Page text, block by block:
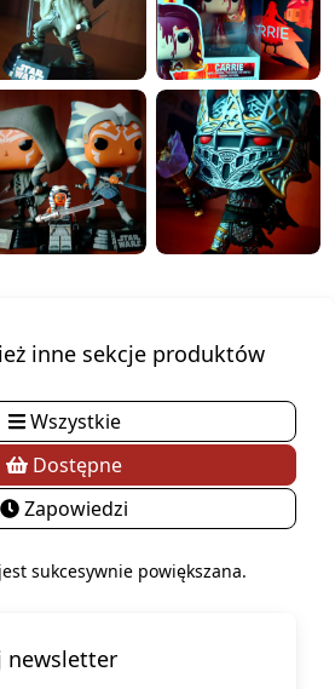
inne sekcje produktów
Wszystkie
Dostępne
Zapowiedzi
sukcesywnie powiększana.
newsletter